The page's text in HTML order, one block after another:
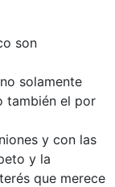
son
solamente
también el por
y con las
y la
que merece